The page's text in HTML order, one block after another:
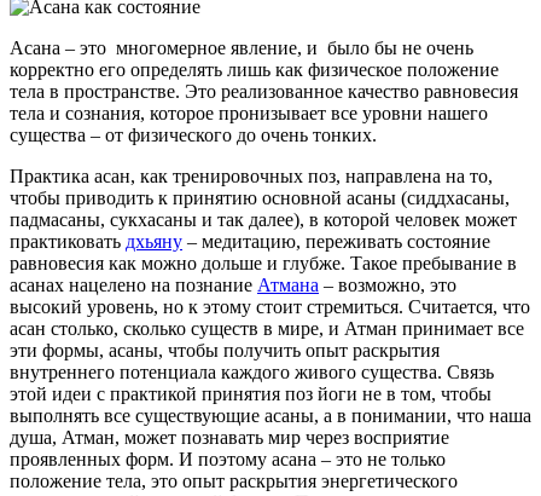
Асана – это многомерное явление, и было бы не очень
корректно его определять лишь как физическое положение
тела в пространстве. Это реализованное качество равновесия
тела и сознания, которое пронизывает все уровни нашего
существа – от физического до очень тонких.
Практика асан, как тренировочных поз, направлена на то,
чтобы приводить к принятию основной асаны (сиддхасаны,
падмасаны, сукхасаны и так далее), в которой человек может
практиковать дхьяну – медитацию, переживать состояние
равновесия как можно дольше и глубже. Такое пребывание в
асанах нацелено на познание Атмана – возможно, это
высокий уровень, но к этому стоит стремиться. Считается, что
асан столько, сколько существ в мире, и Атман принимает все
эти формы, асаны, чтобы получить опыт раскрытия
внутреннего потенциала каждого живого существа. Связь
этой идеи с практикой принятия поз йоги не в том, чтобы
выполнять все существующие асаны, а в понимании, что наша
душа, Атман, может познавать мир через восприятие
проявленных форм. И поэтому асана – это не только
положение тела, это опыт раскрытия энергетического